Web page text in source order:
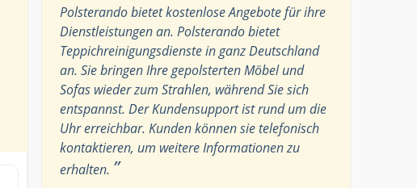
Polsterando bietet kostenlose Angebote für ihre
Dienstleistungen an. Polsterando bietet
Teppichreinigungsdienste in ganz Deutschland
an. Sie bringen Ihre gepolsterten Möbel und
Sofas wieder zum Strahlen, während Sie sich
entspannst. Der Kundensupport ist rund um die
Uhr erreichbar. Kunden können sie telefonisch
kontaktieren, um weitere Informationen zu
erhalten. ”